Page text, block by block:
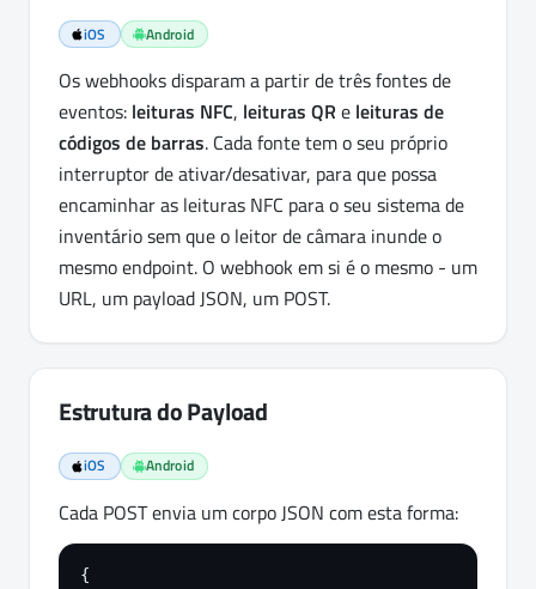
iOS Android
Os webhooks disparam a partir de três fontes de
eventos: leituras NFC, leituras QRe leituras de
códigos de barras. Cada fonte tem o seu próprio
interruptor de ativar/desativar, para que possa
encaminhar as leituras NFC para o seu sistema de
inventário sem que o leitor de câmara inunde o
mesmo endpoint. O webhook em si é o mesmo - um
URL, um payload JSON, um POST.
Estrutura do Payload
iOS Android
Cada POST envia um corpo JSON com esta forma:
{